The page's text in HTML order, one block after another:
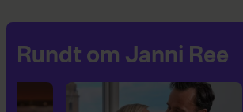
Rundt om Janni Ree